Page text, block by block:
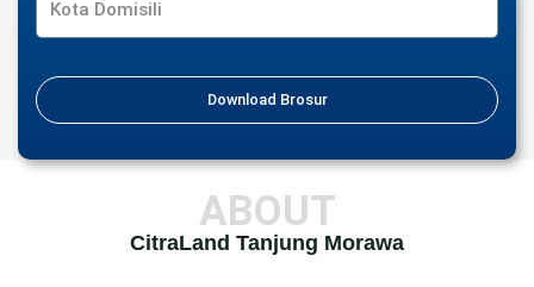
Download Brosur
ABOUT
CitraLand Tanjung Morawa